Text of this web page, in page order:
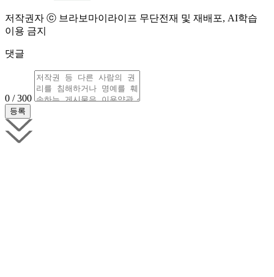
저작권자 ⓒ 브라보마이라이프 무단전재 및 재배포, AI학습
이용 금지
댓글
0 / 300